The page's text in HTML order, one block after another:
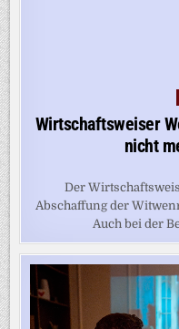
Wirtschaftsweiser
nicht
Der
Abschaffung der
Auch bei der